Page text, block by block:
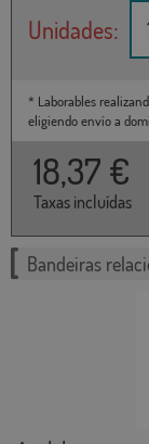
Unidades:
* Laborables
eligiendo envío a
18,37 €
Taxas incluídas
Bandeiras